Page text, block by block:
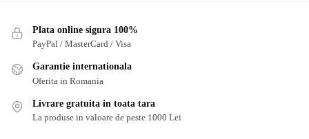
Plata online sigura 100%
PayPal / MasterCard / Visa
Garantie internationala
Oferita in Romania
Livrare gratuita in toata tara
La produse in valoare de peste 1000 Lei